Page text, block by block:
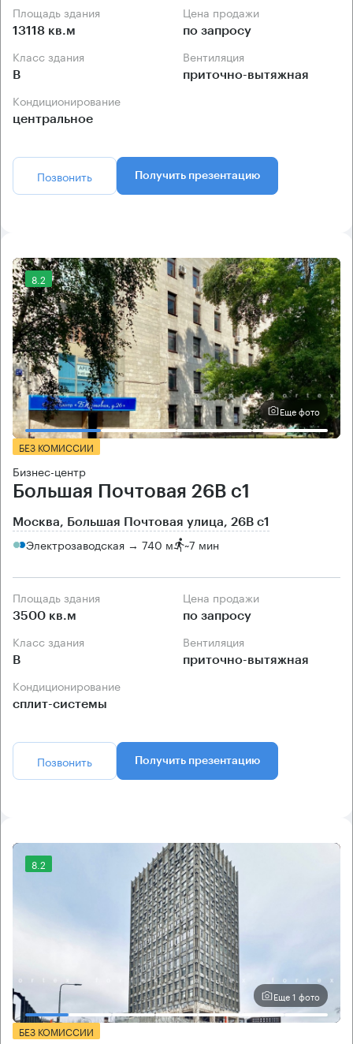
Площадь здания
13118 кв.м
Цена продажи
по запросу
Класс здания
B
Вентиляция
приточно-вытяжная
Кондиционирование
центральное
Позвонить Получить презентацию
8.2
Еще фото
БЕЗ КОМИССИИ
Бизнес-центр
Большая Почтовая 26В с1
Москва, Большая Почтовая улица, 26В с1
Электрозаводская → 740 м ~7 мин
Площадь здания
3500 кв.м
Цена продажи
по запросу
Класс здания
B
Вентиляция
приточно-вытяжная
Кондиционирование
сплит-системы
Позвонить Получить презентацию
8.2
Еще 1 фото
БЕЗ КОМИССИИ